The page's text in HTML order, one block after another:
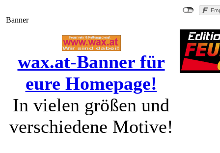
Banner
wax.at-Banner für
eure Homepage!
In vielen größen und
verschiedene Motive!